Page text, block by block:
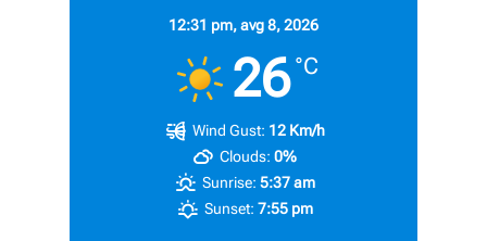
12:31 pm,avg 8, 2026
26 °C
Wind Gust: 12 Km/h
Clouds: 0%
Sunrise: 5:37 am
Sunset: 7:55 pm